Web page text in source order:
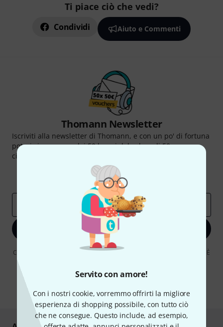
Servito con amore!
Con i nostri cookie, vorremmo offrirti la migliore
esperienza di shopping possibile, con tutto ciò
che ne consegue. Questo include, ad esempio,
Ti piace ciò che vedi?
Condividi Aiuto e Commenti
Thomann Newsletter
Iscriviti alla newsletter di Thomann, e con un po' di fortuna
potrai vincere uno dei 50 buoni del valore di 50 euro
ciascuno!
Contributi d'ispirazione
Approfondimenti Thomann
Iscriviti ora
Cliccando su "Iscriviti ora", lei accetta di ricevere pubblicità via e-mail. È
ulteriori informazioni sulla newsletter nelle nostre linee guida per la
protezione dei datidata protection guideline
* Richiesto